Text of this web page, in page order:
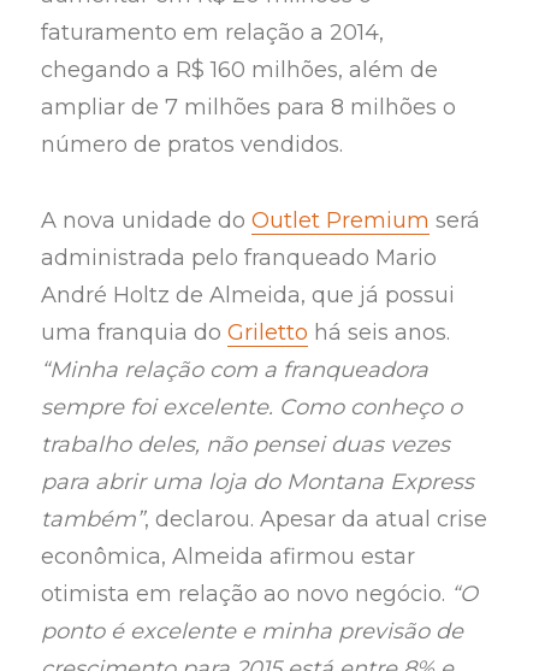
faturamento em relação a 2014,
chegando a R$ 160 milhões, além de
ampliar de 7 milhões para 8 milhões o
número de pratos vendidos.
A nova unidade doOutlet Premium será
administrada pelo franqueado Mario
André Holtz de Almeida, que já possui
uma franquia doGriletto há seis anos.
“Minha relação com a franqueadora
sempre foi excelente. Como conheço o
trabalho deles, não pensei duas vezes
para abrir uma loja do Montana Express
também”, declarou. Apesar da atual crise
econômica, Almeida afirmou estar
otimista em relação ao novo negócio. “O
ponto é excelente e minha previsão de